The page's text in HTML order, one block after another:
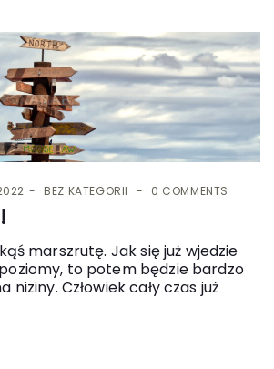
BEZ KATEGORII 0 COMMENTS
marszrutę. Jak się już wjedzie
to potem będzie bardzo
niziny. Człowiek cały czas już